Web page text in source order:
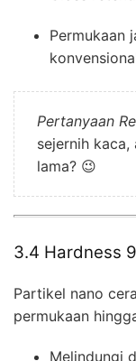
Permukaan
Pertanyaan
sejernih
lama? 😉
3.4 Hardness
Partikel nano
permukaan
Melindungi